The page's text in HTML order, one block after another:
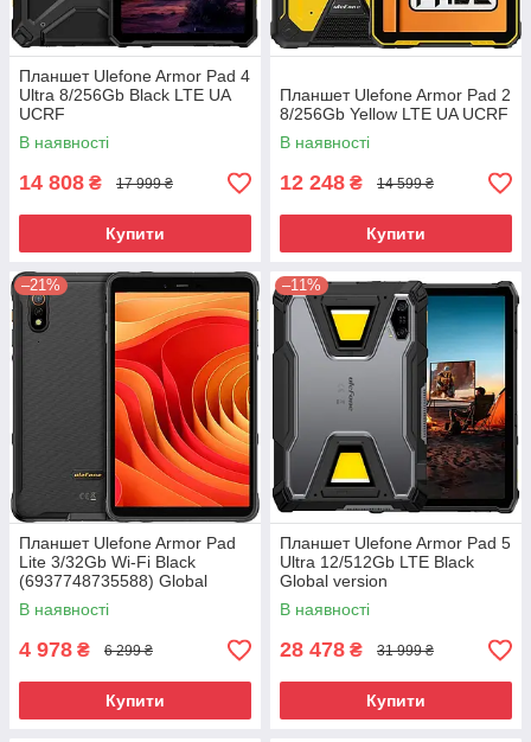
Планшет Ulefone Armor Pad 4
Ultra 8/256Gb Black LTE UA
UCRF
В наявності
14 808 ₴ 17 999 ₴
Купити
Планшет Ulefone Armor Pad 2
8/256Gb Yellow LTE UA UCRF
В наявності
12 248 ₴ 14 599 ₴
Купити
–21%
Планшет Ulefone Armor Pad
Lite 3/32Gb Wi-Fi Black
(6937748735588) Global
version
В наявності
4 978 ₴ 6 299 ₴
Купити
–11%
Планшет Ulefone Armor Pad 5
Ultra 12/512Gb LTE Black
Global version
В наявності
28 478 ₴ 31 999 ₴
Купити